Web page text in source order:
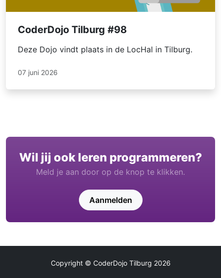
CoderDojo Tilburg #98
Deze Dojo vindt plaats in de LocHal in Tilburg.
07 juni 2026
Wil jij ook leren programmeren?
Meld je aan door op de knop te klikken.
Aanmelden
Copyright © CoderDojo Tilburg 2026